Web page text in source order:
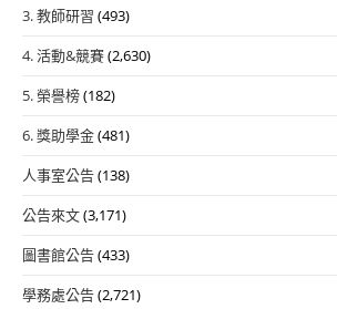
3. 教師研習 (493)
4. 活動&競賽(2,630)
5. 榮譽榜(182)
6. 獎助學金(481)
人事室公告(138)
公告來文(3,171)
圖書館公告(433)
學務處公告(2,721)